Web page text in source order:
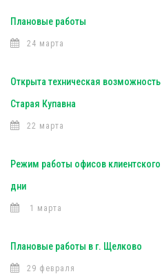
Плановые работы
24 марта
Открыта техническая
Старая Купавна
22 марта
Режим работы офисов
дни
1 марта
Плановые работы в г. Щелково
29 февраля